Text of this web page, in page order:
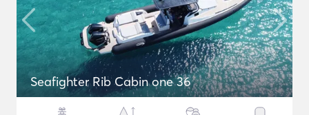
Seafighter Rib Cabin one 36